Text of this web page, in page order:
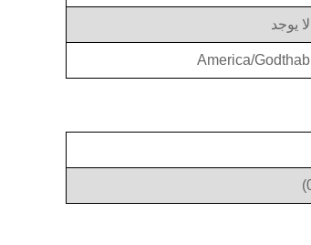
لا يوجد
America/Godthab